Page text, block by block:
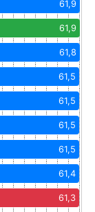
61,9
61,9
61,8
61,5
61,5
61,5
61,5
61,4
61,3